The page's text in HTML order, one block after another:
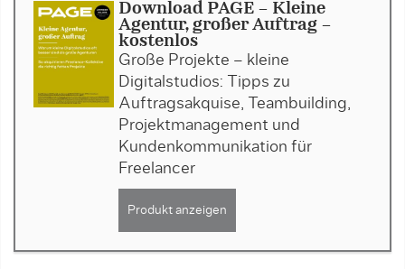
Download PAGE - Kleine
Agentur, großer Auftrag -
kostenlos
Große Projekte – kleine
Digitalstudios: Tipps zu
Auftragsakquise, Teambuilding,
Projektmanagement und
Kundenkommunikation für
Freelancer
Produkt anzeigen